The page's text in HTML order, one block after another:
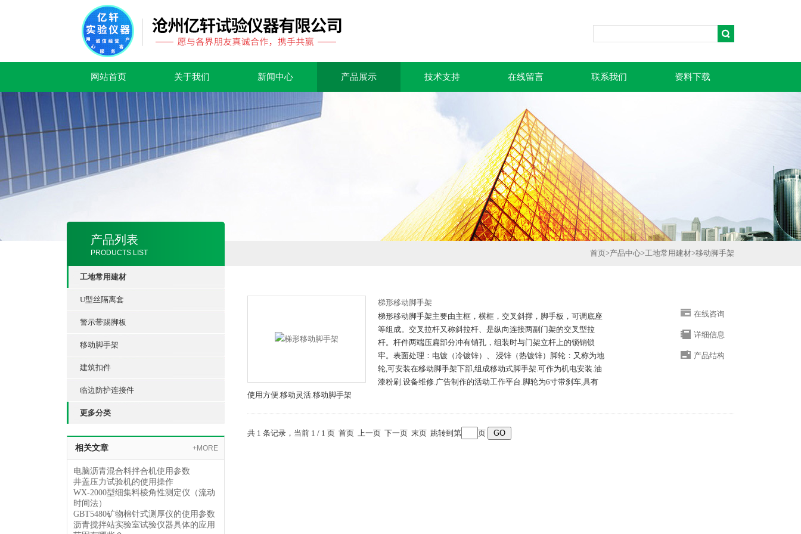
网站首页 关于我们 新闻中心 产品展示 技术支持 在线留言 联系我们 资料下载
产品列表
PRODUCTS LIST
工地常用建材
U型丝隔离套
警示带踢脚板
移动脚手架
建筑扣件
临边防护连接件
更多分类
相关文章 +MORE
电脑沥青混合料拌合机使用参数
井盖压力试验机的使用操作
WX-2000型细集料棱角性测定仪（流动
时间法）
GBT5480矿物棉针式测厚仪的使用参数
沥青搅拌站实验室试验仪器具体的应用
首页>产品中心>工地常用建材>移动脚手架
梯形移动脚手架
梯形移动脚手架主要由主框，横框，交叉斜撑，脚手板，可调底座
等组成。交叉拉杆又称斜拉杆、是纵向连接两副门架的交叉型拉
杆。杆件两端压扁部分冲有销孔，组装时与门架立杆上的锁销锁
牢。表面处理：电镀（冷镀锌）、 浸锌（热镀锌）脚轮：又称为地
轮,可安装在移动脚手架下部,组成移动式脚手架.可作为机电安装.油
漆粉刷.设备维修.广告制作的活动工作平台.脚轮为6寸带刹车,具有
使用方便.移动灵活.移动脚手架
在线咨询
详细信息
产品结构
共 1 条记录，当前 1 / 1 页 首页 上一页 下一页 末页 跳转到第 页